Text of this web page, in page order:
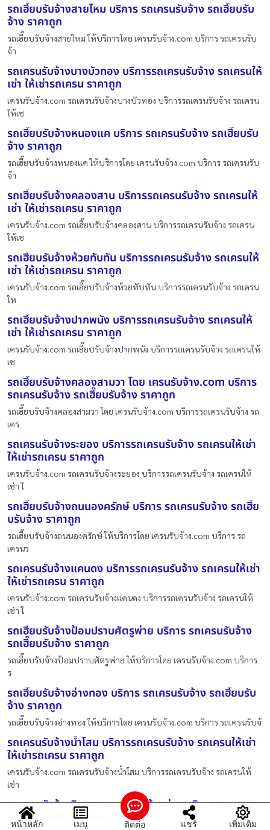
รถเฮี๊ยบรับจ้างสายไหม บริการ รถเครนรับจ้าง รถเฮี๊ยบรับ
จ้าง ราคาถูก
รถเฮี๊ยบรับจ้างสายไหม ให้บริการโดย เครนรับจ้าง.com บริการ รถเครนรับ
จ้า
รถเครนรับจ้างบางบัวทอง บริการรถเครนรับจ้าง รถเครนให้
เช่า ให้เช่ารถเครน ราคาถูก
เครนรับจ้าง.com รถเครนรับจ้างบางบัวทอง บริการรถเครนรับจ้าง รถเครน
ให้เช
รถเฮี๊ยบรับจ้างหนองแค บริการ รถเครนรับจ้าง รถเฮี๊ยบรับ
จ้าง ราคาถูก
รถเฮี๊ยบรับจ้างหนองแค ให้บริการโดย เครนรับจ้าง.com บริการ รถเครนรับ
จ้า
รถเฮี๊ยบรับจ้างคลองสาน บริการรถเครนรับจ้าง รถเครนให้
เช่า ให้เช่ารถเครน ราคาถูก
เครนรับจ้าง.com รถเฮี๊ยบรับจ้างคลองสาน บริการรถเครนรับจ้าง รถเครน
ให้เช
รถเฮี๊ยบรับจ้างห้วยทับทัน บริการรถเครนรับจ้าง รถเครนให้
เช่า ให้เช่ารถเครน ราคาถูก
เครนรับจ้าง.com รถเฮี๊ยบรับจ้างห้วยทับทัน บริการรถเครนรับจ้าง รถเครน
ให
รถเฮี๊ยบรับจ้างปากพนัง บริการรถเครนรับจ้าง รถเครนให้
เช่า ให้เช่ารถเครน ราคาถูก
เครนรับจ้าง.com รถเฮี๊ยบรับจ้างปากพนัง บริการรถเครนรับจ้าง รถเครนให้
เช
รถเฮี๊ยบรับจ้างคลองสามวา โดย เครนรับจ้าง.com บริการ
รถเครนรับจ้าง รถเฮี๊ยบรับจ้าง ราคาถูก
รถเฮี๊ยบรับจ้างคลองสามวา โดย เครนรับจ้าง.com บริการรถเครนรับจ้าง รถ
เคร
รถเครนรับจ้างระยอง บริการรถเครนรับจ้าง รถเครนให้เช่า
ให้เช่ารถเครน ราคาถูก
เครนรับจ้าง.com รถเครนรับจ้างระยอง บริการรถเครนรับจ้าง รถเครนให้
เช่า ใ
รถเฮี๊ยบรับจ้างถนนองครักษ์ บริการ รถเครนรับจ้าง รถเฮี๊ย
บรับจ้าง ราคาถูก
รถเฮี๊ยบรับจ้างถนนองครักษ์ ให้บริการโดย เครนรับจ้าง.com บริการ รถ
เครนร
รถเครนรับจ้างแคนดง บริการรถเครนรับจ้าง รถเครนให้เช่า
ให้เช่ารถเครน ราคาถูก
เครนรับจ้าง.com รถเครนรับจ้างแคนดง บริการรถเครนรับจ้าง รถเครนให้
เช่า ใ
รถเฮี๊ยบรับจ้างป้อมปราบศัตรูพ่าย บริการ รถเครนรับจ้าง
รถเฮี๊ยบรับจ้าง ราคาถูก
รถเฮี๊ยบรับจ้างป้อมปราบศัตรูพ่าย ให้บริการโดย เครนรับจ้าง.com บริการ
ร
รถเฮี๊ยบรับจ้างอ่างทอง บริการ รถเครนรับจ้าง รถเฮี๊ยบรับ
จ้าง ราคาถูก
รถเฮี๊ยบรับจ้างอ่างทอง ให้บริการโดย เครนรับจ้าง.com บริการ รถเครนรับจ้
รถเครนรับจ้างน้ำโสม บริการรถเครนรับจ้าง รถเครนให้เช่า
ให้เช่ารถเครน ราคาถูก
เครนรับจ้าง.com รถเครนรับจ้างน้ำโสม บริการรถเครนรับจ้าง รถเครนให้
เช่า
รถเครนรับจ้างนิคมอุตสาหกรรมบ้านค่าย บริการ รถเครน
รับจ้าง รถเฮี๊ยบรับจ้าง ราคาถูก
หน้าหลัก เมนู ติดต่อ แชร์ เพิ่มเติม